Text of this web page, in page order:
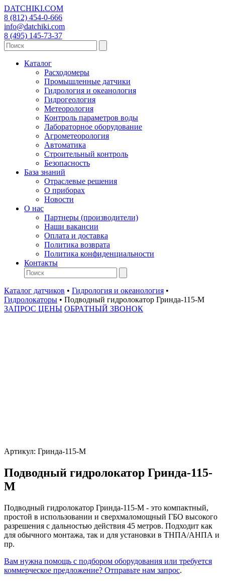
DATCHIKI.COM
8 (812) 454-0-666
info@datchiki.com
8 (495) 145-73-37
Каталог
Расходомеры
Промышленные датчики
Гидрология и океанология
Гидрогеология
Метеорология
Контроль параметров воды
Лабораторное оборудование
Агрометеорология
Автоматика
Строительный контроль
Безопасность
База знаний
Отраслевые решения
О приборах
Новости
О нас
Партнеры (производители)
Наши вакансии
Оплата и доставка
Политика возврата
Политика конфиденциальности
Контакты
Каталог датчиков • Гидрология и океанология •
Гидролокаторы • Подводный гидролокатор Гринда-115-М
ЗАПРОС ЦЕНЫ ОБРАТНЫЙ ЗВОНОК
Артикул: Гринда-115-М
Подводный гидролокатор Гринда-115-
М
Подводный гидролокатор Гринда-115-М - это компактный,
простой в использовании и сверхмаломощный ГБО высокого
разрешения с дальностью действия 45 метров. Подходит как
для обычного монтажа, так и для установки в ТНПА/АНПА и
пр.
Вам нужна помощь с подбором оборудования или требуется
коммерческое предложение? Отправьте нам запрос.